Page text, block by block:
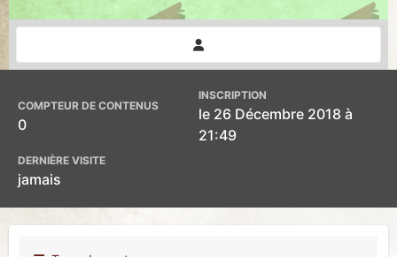
COMPTEUR DE CONTENUS
0
INSCRIPTION
le 26 Décembre 2018 à
21:49
DERNIÈRE VISITE
jamais